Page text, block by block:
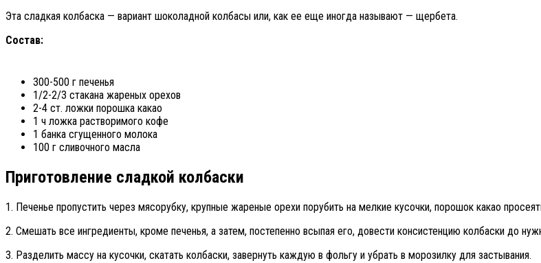
Эта сладкая колбаска — вариант шоколадной колбасы или, как ее еще иногда называют — щербета.
Состав:
300-500 г печенья
1/2-2/3 стакана жареных орехов
2-4 ст. ложки порошка какао
1 ч ложка растворимого кофе
1 банка сгущенного молока
100 г сливочного масла
Приготовление сладкой колбаски
1. Печенье пропустить через мясорубку, крупные жареные орехи порубить на мелкие кусочки, порошок какао
2. Смешать все ингредиенты, кроме печенья, а затем, постепенно всыпая его, довести консистенцию колбаски до
3. Разделить массу на кусочки, скатать колбаски, завернуть каждую в фольгу и убрать в морозилку для застывания.